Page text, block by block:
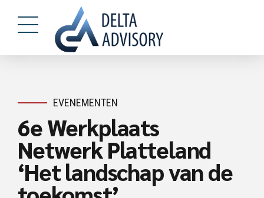
EVENEMENTEN
6e Werkplaats
Netwerk Platteland
‘Het landschap van de